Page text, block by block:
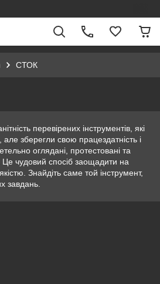
СТОК
перевірених інструментів, які
зберегли свою працездатність і
оглядані, протестовані та
Це чудовий спосіб заощадити на
Знайдіть саме той інструмент,
завдань.